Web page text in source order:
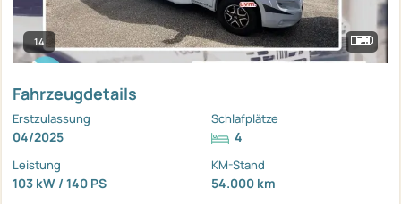
14
Fahrzeugdetails
Erstzulassung
04/2025
Schlafplätze
4
Leistung
103 kW / 140 PS
KM-Stand
54.000 km